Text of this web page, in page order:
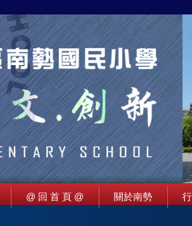
@ 回 首 頁 @ 關於南勢